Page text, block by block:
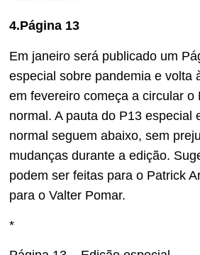
4.Página 13
Em janeiro será publicado um
especial sobre pandemia e volta
em fevereiro começa a circular o
normal. A pauta do P13 especial
normal seguem abaixo, sem
mudanças durante a edição.
podem ser feitas para o Patrick
para o Valter Pomar.
*